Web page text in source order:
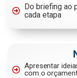
Do briefing ao
cada etapa
Apresentar
com o